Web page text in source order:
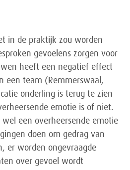
in de praktijk zou worden
gevoelens zorgen voor
heeft een negatief effect
een team (Remmerswaal,
onderling is terug te zien
emotie is of niet.
een overheersende emotie
doen om gedrag van
er worden ongevraagde
over gevoel wordt